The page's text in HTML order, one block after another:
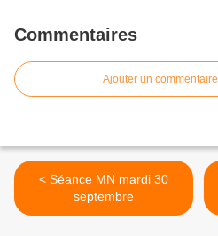
Commentaires
Ajouter un commentaire
< Séance MN mardi 30
septembre